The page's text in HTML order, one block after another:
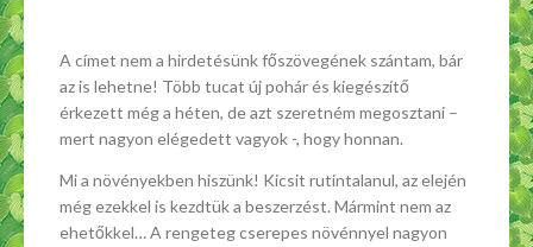
A címet nem a hirdetésünk főszövegének szántam, bár
az is lehetne! Több tucat új pohár és kiegészítő
érkezett még a héten, de azt szeretném megosztani –
mert nagyon elégedett vagyok -, hogy honnan.
Mi a növényekben hiszünk! Kicsit rutintalanul, az elején
még ezekkel is kezdtük a beszerzést. Mármint nem az
ehetőkkel… A rengeteg cserepes növénnyel nagyon